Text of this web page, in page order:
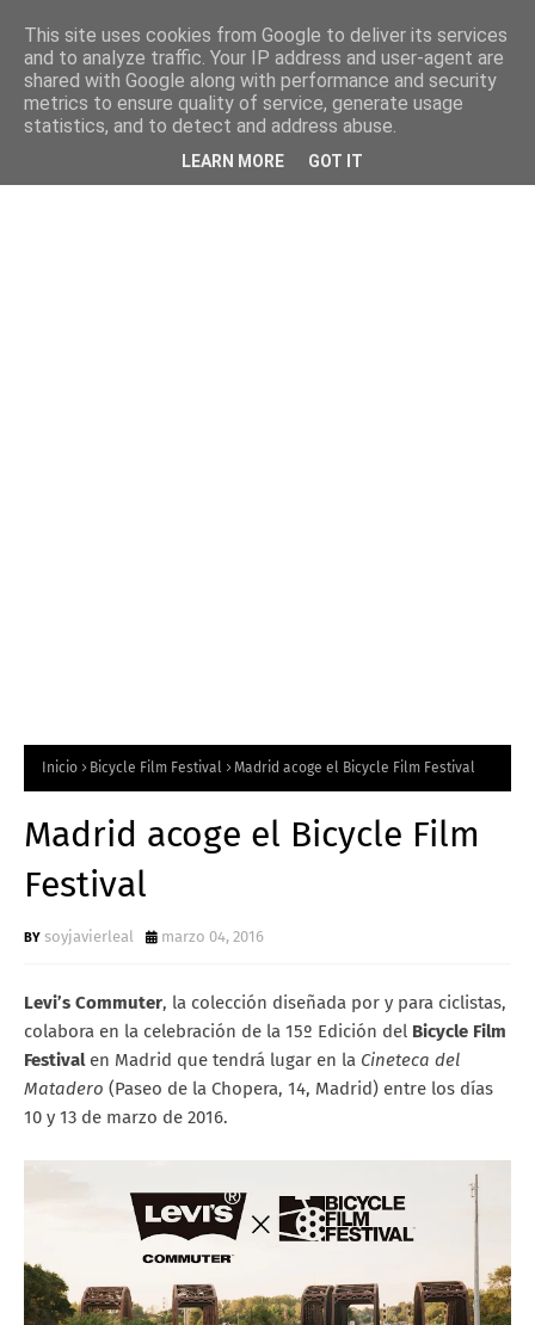
Inicio Bicycle Film Festival Madrid acoge el Bicycle Film Festival
Madrid acoge el Bicycle Film
Festival
soyjavierleal marzo 04, 2016
Levi’s Commuter, la colección diseñada por y para ciclistas,
colabora en la celebración de la 15º Edición del Bicycle Film
Festivalen Madrid que tendrá lugar en la Cineteca del
Matadero (Paseo de la Chopera, 14, Madrid) entre los días
10 y 13 de marzo de 2016.
This site uses cookies from Google to deliver its services
and to analyze traffic. Your IP address and user-agent are
shared with Google along with performance and security
metrics to ensure quality of service, generate usage
statistics, and to detect and address abuse.
LEARN MORE GOT IT